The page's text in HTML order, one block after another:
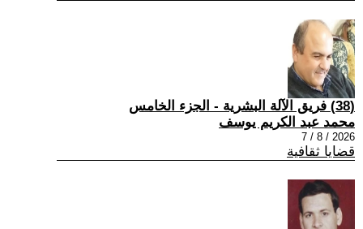
(38) فريق الآلة البشرية - الجزء الخامس
محمد عبد الكريم يوسف
2026 / 8 / 7
قضايا ثقافية